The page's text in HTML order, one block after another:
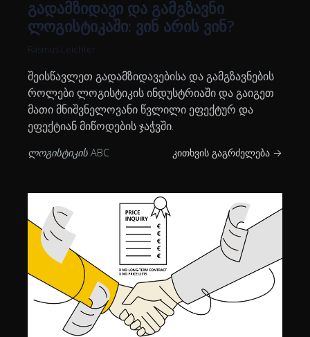
გადამზიდავი და გამგზავნი
ლოგისტიკაში: ვინ არის ვინ?
Rasmus Leichter
შეისწავლეთ გადამზიდავებისა და გამგზავნების
როლები ლოგისტიკის ინდუსტრიაში და გაიგეთ
მათი მნიშვნელოვანი წვლილი ეფექტურ და
ეფექტიან მიწოდების ჯაჭვში.
ლოგისტიკის ABC კითხვის გაგრძელება →